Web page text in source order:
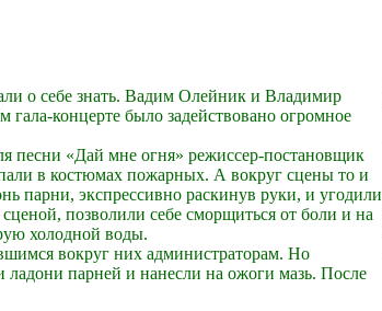
о себе знать. Вадим Олейник и Владимир
концерте было задействовано огромное
песни «Дай мне огня» режиссер-постановщик
в костюмах пожарных. А вокруг сцены то и
парни, экспрессивно раскинув руки, и угодили
позволили себе сморщиться от боли и на
холодной воды.
вокруг них администраторам. Но
ладони парней и нанесли на ожоги мазь. После